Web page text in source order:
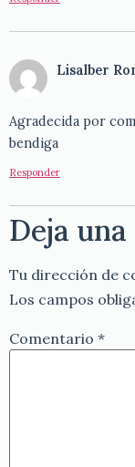
Lisalber
Agradecida por
bendiga
Responder
Deja
Tu dirección de
Los campos
Comentario *